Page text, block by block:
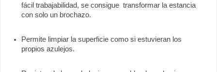
fácil trabajabilidad, se consigue  transformar la estancia
con solo un brochazo.
Permite limpiar la superficie como si estuvieran los
propios azulejos.